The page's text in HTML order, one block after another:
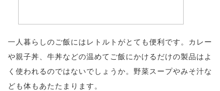
一人暮らしのご飯にはレトルトがとても便利です。カレー
や親子丼、牛丼などの温めてご飯にかけるだけの製品はよ
く使われるのではないでしょうか。野菜スープやみそ汁な
ども体もあたたまります。